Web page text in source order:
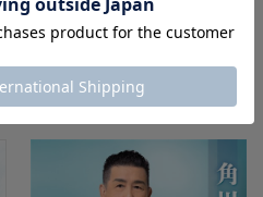
DVDカラオケHIT4